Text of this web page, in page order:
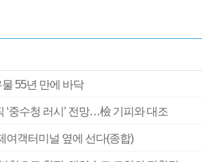
55년 만에 바닥
‘중수청 러시’ 전망…檢 기피와 대조
여객터미널 옆에 선다(종합)